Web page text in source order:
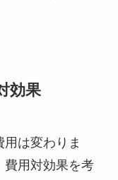
効果
は変わりま
費用対効果を考